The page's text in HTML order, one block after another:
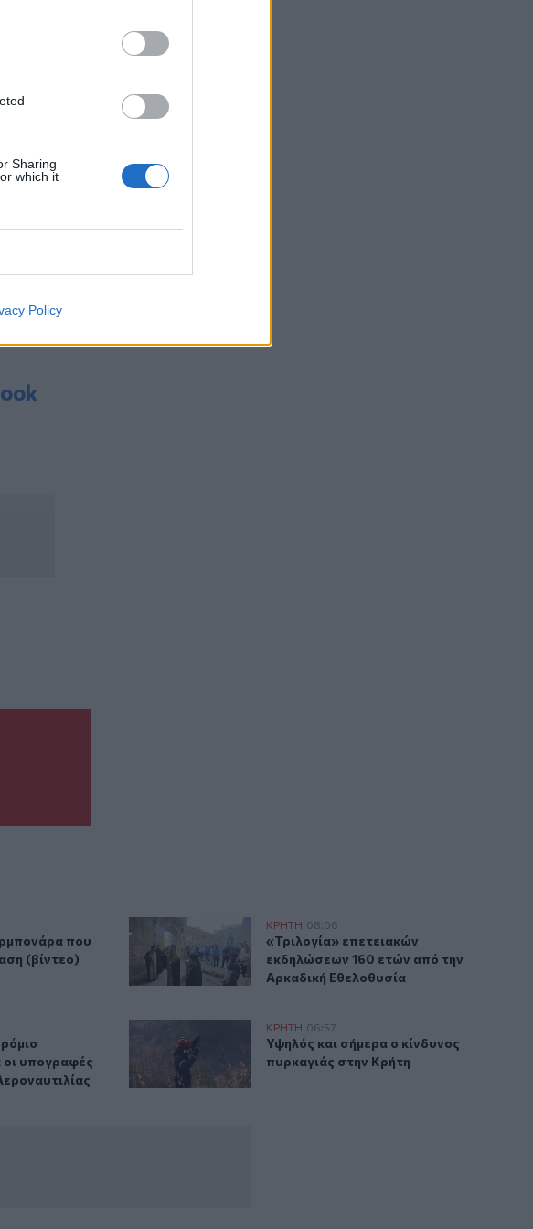
Sharing
which it
Policy
την παράσταση (βίντεο)
που κλέβει την παράσταση (βίντεο)
που
(βίντεο)
«Τριλογία» επετειακών εκδηλώσεων 160 ετών από την
ΚΡΗΤΗ 08:06
«Τριλογία» επετειακών εκδηλώσεων
«Τριλογία» επετειακών
εκδηλώσεων 160 ετών από την
Αρκαδική Εθελοθυσία
οι υπογραφές για τα Συστήματα Αεροναυτιλίας
Ηρακλείου: Σήμερα οι υπογραφές για τα Συστήματα Αεροναυτιλίας
οι υπογραφές
Υψηλός και σήμερα ο κίνδυνος πυρκαγιάς στην Κρήτη
ΚΡΗΤΗ 06:57
Υψηλός και σήμερα ο κίνδυνος
Υψηλός και σήμερα ο κίνδυνος
πυρκαγιάς στην Κρήτη